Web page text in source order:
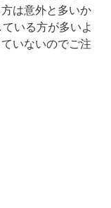
は意外と多いか
いる方が多いよ
いないのでご注